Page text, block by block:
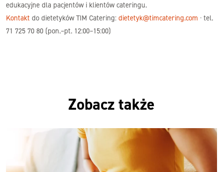
edukacyjne dla pacjentów i klientów cateringu.
Kontakt do dietetyków TIM Catering: dietetyk@timcatering.com · tel.
71 725 70 80 (pon.–pt. 12:00–15:00)
Zobacz także